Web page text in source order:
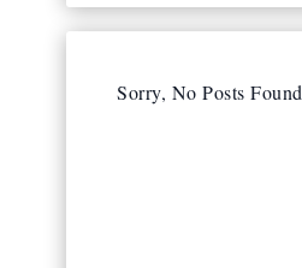
Sorry, No Posts Found